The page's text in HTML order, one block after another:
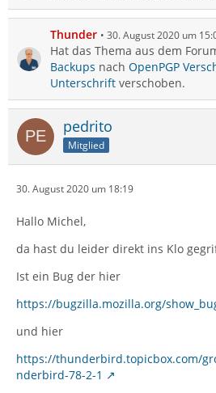
Thunder 30. August 2020 um
Hat das Thema aus dem
Backups nach OpenPGP
Unterschrift verschoben.
pedrito
Mitglied
30. August 2020 um 18:19
Hallo Michel,
da hast du leider direkt ins Klo
Ist ein Bug der hier
https://bugzilla.mozilla.org/
und hier
https://thunderbird.topicbox.com/
nderbird-78-2-1